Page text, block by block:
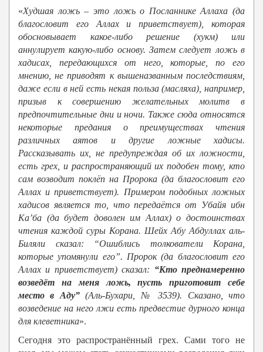
«Худшая ложь – это ложь о Посланнике Аллаха (да
благословит его Аллах и приветствует), которая
обосновывает какое-либо решение (хукм) или
аннулирует какую-либо основу. Затем следует ложь в
хадисах, передающихся от него, которые, по его
мнению, не приводят к вышеназванным последствиям,
даже если в ней есть некая польза (масляха), например,
призыв к совершению желательных молитв в
предпочтительные дни и ночи. Также сюда относятся
некоторые предания о преимуществах чтения
различных аятов и другие ложные хадисы.
Рассказывать их, не предупреждая об их ложности,
есть грех, и распространяющий их подобен тому, кто
сам возводит поклёп на Пророка (да благословит его
Аллах и приветствует). Примером подобных ложных
хадисов является то, что передаётся от Убайя ибн
Ка’ба (да будет доволен им Аллах) о достоинствах
чтения каждой суры Корана. Шейх Абу Абдуллах аль-
Биляли сказал: “Ошиблись толкователи Корана,
которые упомянули его”. Пророк (да благословит его
Аллах и приветствует) сказал: “Кто преднамеренно
возведёт на меня ложь, пусть приготовит себе
место в Аду”(Аль-Бухари, №
3539). Сказано, что
возведение на него лжи есть предвестие дурного конца
для клеветника».
Сегодня это распространённый грех. Сами того не